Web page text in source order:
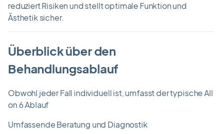
reduziert Risiken und stellt optimale Funktion und
Ästhetik sicher.
Überblick über den
Behandlungsablauf
Obwohl jeder Fall individuell ist, umfasst der typische All
on 6 Ablauf
Umfassende Beratung und Diagnostik